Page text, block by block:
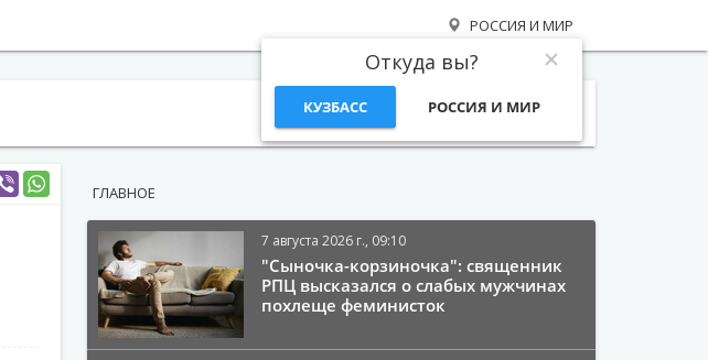
РОССИЯ И МИР
Откуда вы?
КУЗБАСС РОССИЯ И МИР
ГЛАВНОЕ
7 августа 2026 г., 09:10
"Сыночка-корзиночка": священник
РПЦ высказался о слабых мужчинах
похлеще феминисток